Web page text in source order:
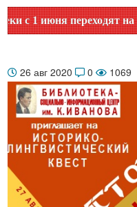
июня переходят на
26 авг 2020 0 1069